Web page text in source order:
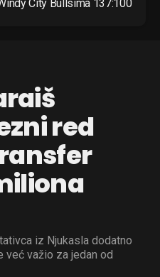
City Bullsima 137:100
red
iz Njukasla dodatno
već važio za jedan od